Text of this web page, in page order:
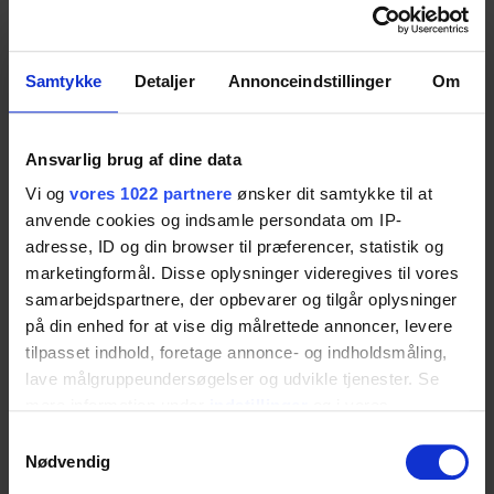
Samtykke Detaljer Annonceindstillinger Om
Ansvarlig brug af dine data
Vi og vores 1022 partnere ønsker dit samtykke til at
anvende cookies og indsamle persondata om IP-
adresse, ID og din browser til præferencer, statistik og
marketingformål. Disse oplysninger videregives til vores
samarbejdspartnere, der opbevarer og tilgår oplysninger
på din enhed for at vise dig målrettede annoncer, levere
tilpasset indhold, foretage annonce- og indholdsmåling,
lave målgruppeundersøgelser og udvikle tjenester. Se
tilbage eller ændre indstillinger fra vores
"Cookiedeklaration", eller ved at trykke på "Privacy
Nødvendig
Mål
Bredde: 40-180 cm
Dybde: 12.5 cm
Betjening
Betjeningspanel er integreret i køkken
bordpladen
Konfiguration